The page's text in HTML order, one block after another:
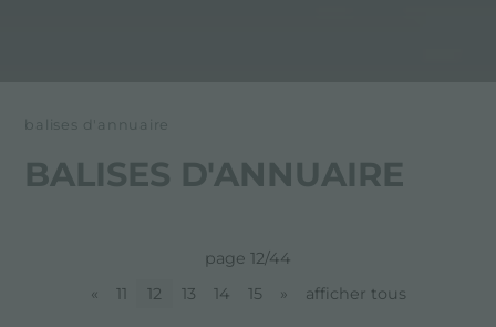
balises d'annuaire
BALISES D'ANNUAIRE
page 12/44
«
11 12 13 14 15 » afficher tous